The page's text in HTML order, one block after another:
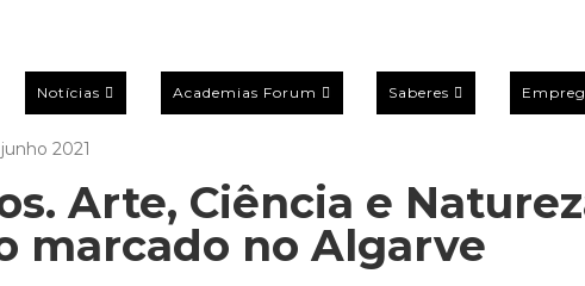
Notícias Academias Forum Saberes
2021
Arte, Ciência e
marcado no Algarve